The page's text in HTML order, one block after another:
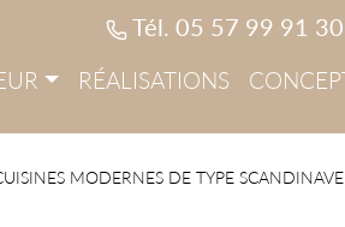
Tél. 05 57 99 91 30
RÉALISATIONS
MODERNES DE TYPE SCANDINAVE